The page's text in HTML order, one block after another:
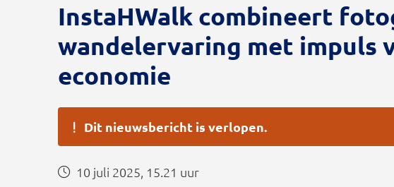
InstaHWalk combineert
wandelervaring met impuls
economie
Dit nieuwsbericht is verlopen.
10 juli 2025, 15.21 uur